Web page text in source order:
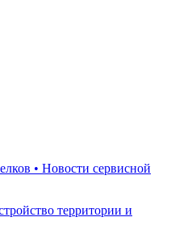
• Новости сервисной
территории и